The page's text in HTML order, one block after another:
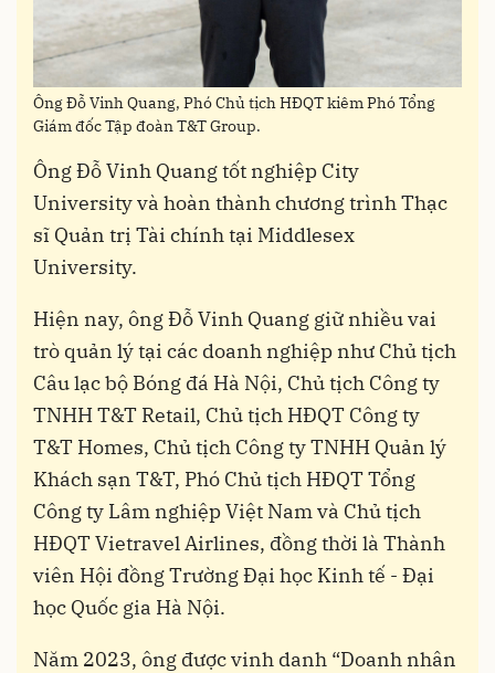
Ông Đỗ Vinh Quang, Phó Chủ tịch HĐQT kiêm Phó Tổng
Giám đốc Tập đoàn T&T Group.
Ông Đỗ Vinh Quang tốt nghiệp City
University và hoàn thành chương trình Thạc
sĩ Quản trị Tài chính tại Middlesex
University.
Hiện nay, ông Đỗ Vinh Quang giữ nhiều vai
trò quản lý tại các doanh nghiệp như Chủ tịch
Câu lạc bộ Bóng đá Hà Nội, Chủ tịch Công ty
TNHH T&T Retail, Chủ tịch HĐQT Công ty
T&T Homes, Chủ tịch Công ty TNHH Quản lý
Khách sạn T&T, Phó Chủ tịch HĐQT Tổng
Công ty Lâm nghiệp Việt Nam và Chủ tịch
HĐQT Vietravel Airlines, đồng thời là Thành
viên Hội đồng Trường Đại học Kinh tế - Đại
học Quốc gia Hà Nội.
Năm 2023, ông được vinh danh “Doanh nhân